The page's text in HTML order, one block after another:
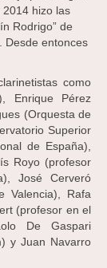
hizo las
Rodrigo” de
Desde entonces
como
Enrique Pérez
(Orquesta de
Superior
de España),
Royo (profesor
José Cerveró
Valencia), Rafa
(profesor en el
De Gaspari
y Juan Navarro